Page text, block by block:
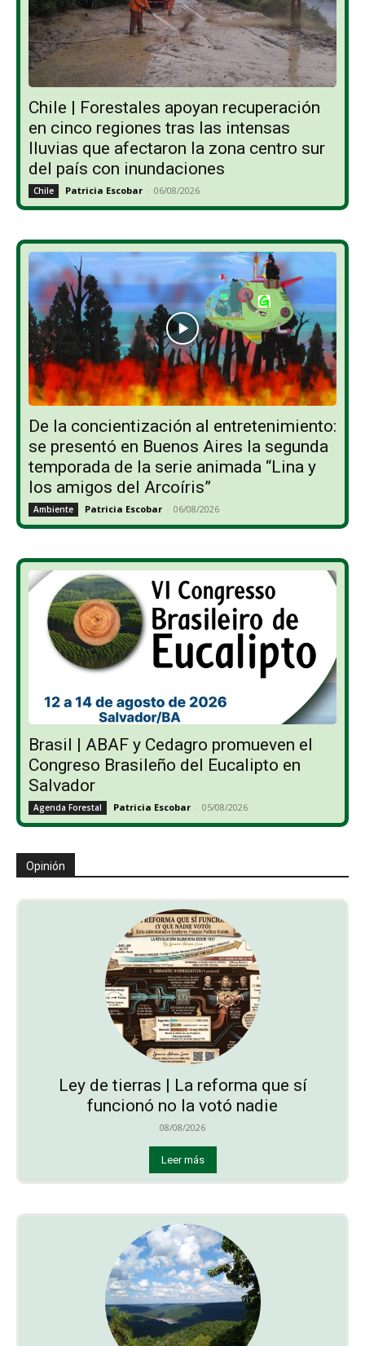
Chile | Forestales apoyan recuperación
en cinco regiones tras las intensas
lluvias que afectaron la zona centro sur
del país con inundaciones
Chile Patricia Escobar - 06/08/2026
De la concientización al entretenimiento:
se presentó en Buenos Aires la segunda
temporada de la serie animada “Lina y
los amigos del Arcoíris”
Ambiente Patricia Escobar - 06/08/2026
Brasil | ABAF y Cedagro promueven el
Congreso Brasileño del Eucalipto en
Salvador
Agenda Forestal Patricia Escobar - 05/08/2026
Opinión
Ley de tierras | La reforma que sí
funcionó no la votó nadie
08/08/2026
Leer más